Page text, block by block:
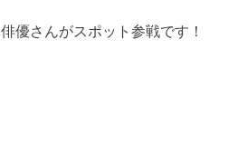
優さんがスポット参戦です！